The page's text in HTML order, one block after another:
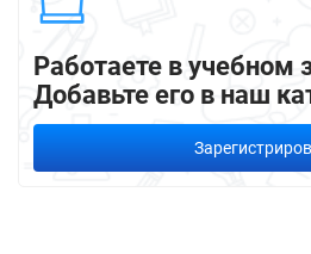
Работаете в учебном
Добавьте его в наш